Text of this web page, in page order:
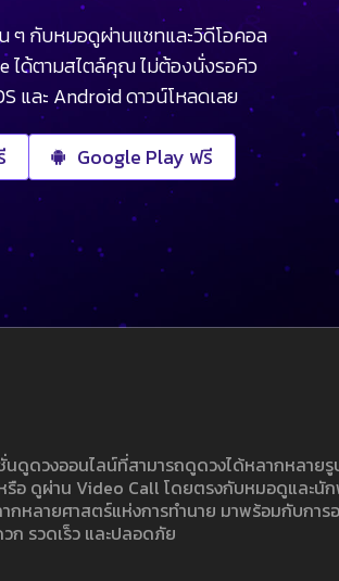
ๆ กับหมอดูผ่านแชทและวิดีโอคอล
ได้ตามสไตล์คุณ ไม่ต้องนั่งรอคิว
และ Android ดาวน์โหลดเลย
Google Play ฟรี
ดูดวงออนไลน์ที่สามารถดูดวงได้หลากหลาย
รือ ดูผ่าน Video Call โดยตรงกับหมอดูและนั
กหลายศาสตร์แห่งการทำนาย มาพร้อมกับกา
ก รวดเร็ว และปลอดภัย